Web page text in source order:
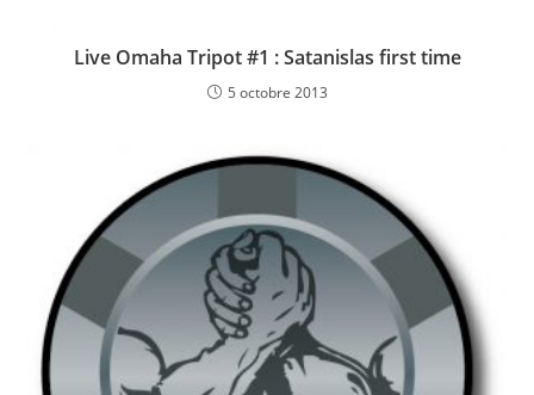
Live Omaha Tripot #1 : Satanislas first time
5 octobre 2013